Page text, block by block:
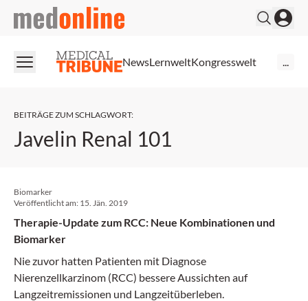
medonline
NewsLernweltKongresswelt
BEITRÄGE ZUM SCHLAGWORT:
Javelin Renal 101
Biomarker
Veröffentlicht am: 15. Jän. 2019
Therapie-Update zum RCC: Neue Kombinationen und
Biomarker
Nie zuvor hatten Patienten mit Diagnose
Nierenzellkarzinom (RCC) bessere Aussichten auf
Langzeitremissionen und Langzeitüberleben.